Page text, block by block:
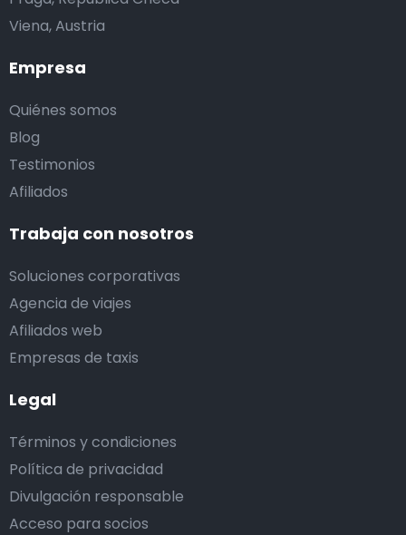
Empresa
Quiénes somos
Blog
Testimonios
Afiliados
Trabaja con nosotros
Soluciones corporativas
Agencia de viajes
Afiliados web
Empresas de taxis
Legal
Términos y condiciones
Política de privacidad
Divulgación responsable
Acceso para socios
Viena, Austria